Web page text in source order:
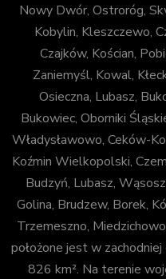
Nowy Dwór, Ostroróg,
Kobylin, Kleszczewo,
Czajków, Kościan,
Zaniemyśl, Kowal,
Osieczna, Lubasz,
Bukowiec, Oborniki
Władysławowo, Ceków-
Koźmin Wielkopolski,
Budzyń, Lubasz,
Golina, Brudzew, Borek,
Trzemeszno,
położone jest w
826 km². Na terenie